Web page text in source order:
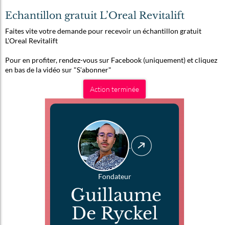
Echantillon gratuit L’Oreal Revitalift
Faites vite votre demande pour recevoir un échantillon gratuit
L'Oreal Revitalift
Pour en profiter, rendez-vous sur Facebook (uniquement) et cliquez
en bas de la vidéo sur "S'abonner"
Action terminée
Fondateur
Guillaume
De Ryckel